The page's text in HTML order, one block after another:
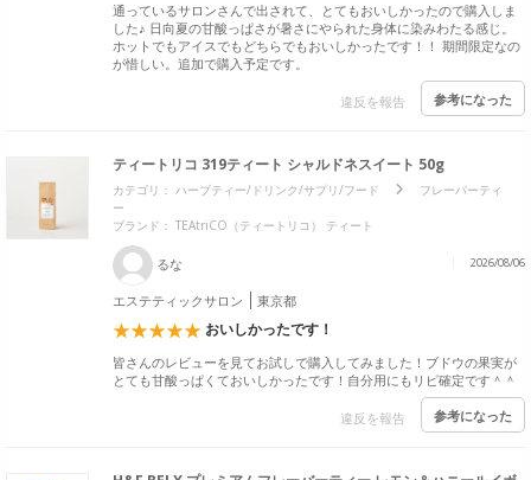
通っているサロンさんで出されて、とてもおいしかったので購入しま
した♪ 日向夏の甘酸っぱさが暑さにやられた身体に染みわたる感じ。
ホットでもアイスでもどちらでもおいしかったです！！ 期間限定なの
が惜しい。追加で購入予定です。
違反を報告 参考になった
ティートリコ 319ティート シャルドネスイート 50g
カテゴリ： ハーブティー/ドリンク/サプリ/フード
フレーバーティ
ー
ブランド： TEAtriCO（ティートリコ） ティート
るな 2026/08/06
エステティックサロン 東京都
おいしかったです！
皆さんのレビューを見てお試しで購入してみました！ブドウの果実が
とても甘酸っぱくておいしかったです！自分用にもリピ確定です＾＾
違反を報告 参考になった